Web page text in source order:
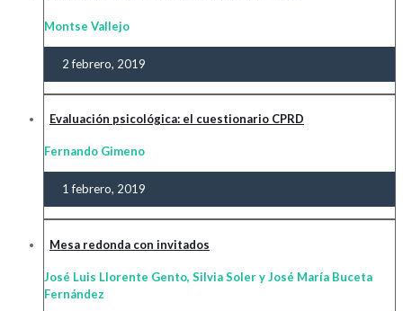
Montse Vallejo
2 febrero, 2019
Evaluación psicológica: el cuestionario CPRD
Fernando Gimeno
1 febrero, 2019
Mesa redonda con invitados
José Luis Llorente Gento, Silvia Soler y José María Buceta
Fernández